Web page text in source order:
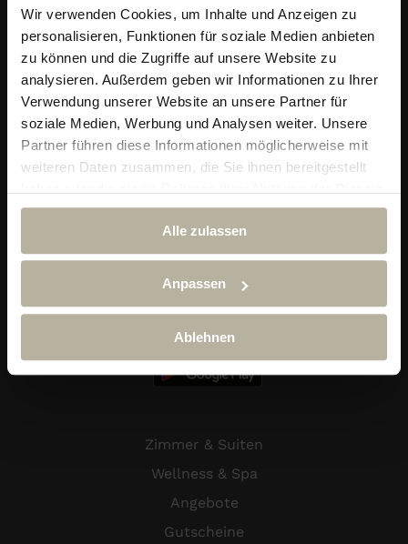
Wir verwenden Cookies, um Inhalte und Anzeigen zu
personalisieren, Funktionen für soziale Medien anbieten
zu können und die Zugriffe auf unsere Website zu
analysieren. Außerdem geben wir Informationen zu Ihrer
Verwendung unserer Website an unsere Partner für
soziale Medien, Werbung und Analysen weiter. Unsere
Partner führen diese Informationen möglicherweise mit
weiteren Daten zusammen, die Sie ihnen bereitgestellt
gesammelt haben.
Alle zulassen
Anpassen
Ablehnen
Alpin & Wellness Resort Ludwig Royal
Im Dorf 29
87534 Oberstaufen-Steibis
Telefon: +49 (0) 838 689 10
reservierung@hotel-ludwig-royal.de
Zimmer & Suiten
Wellness & Spa
Angebote
Gutscheine